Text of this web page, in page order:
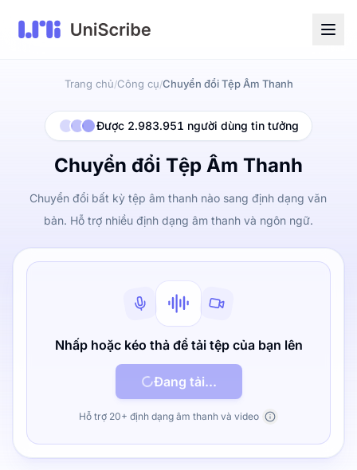
Trang chủ/Công cụ/Chuyển đổi Tệp Âm Thanh
Được 2.983.951 người dùng tin tưởng
Chuyển đổi Tệp Âm Thanh
Chuyển đổi bất kỳ tệp âm thanh nào sang định dạng văn
bản. Hỗ trợ nhiều định dạng âm thanh và ngôn ngữ.
Nhấp hoặc kéo thả để tải tệp của bạn lên
Đang tải...
Hỗ trợ 20+ định dạng âm thanh và video